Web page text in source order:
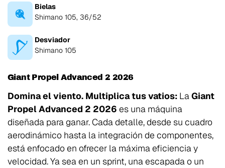
Bielas
Shimano 105, 36/52
Desviador
Shimano 105
Giant Propel Advanced 2 2026
Domina el viento. Multiplica tus vatios: LaGiant
Propel Advanced 2 2026 es una máquina
diseñada para ganar. Cada detalle, desde su cuadro
aerodinámico hasta la integración de componentes,
está enfocado en ofrecer la máxima eficiencia y
velocidad. Ya sea en un sprint, una escapada o un